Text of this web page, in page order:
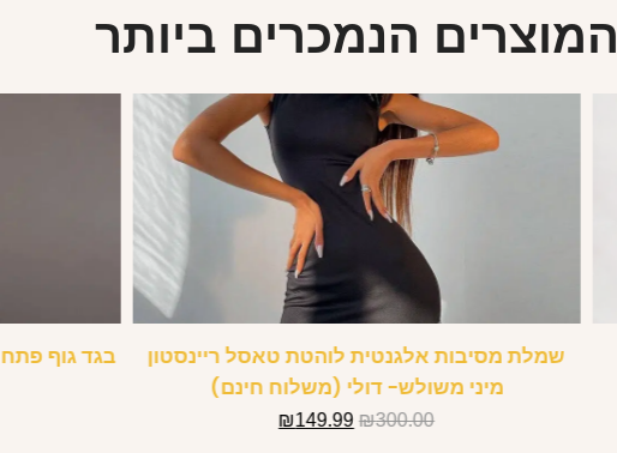
המוצרים הנמכרים ביותר
שמלת מסיבות אלגנטית לוהטת טאסל ריינסטון
מיני משולש- דולי (משלוח חינם)
₪300.00
₪149.99